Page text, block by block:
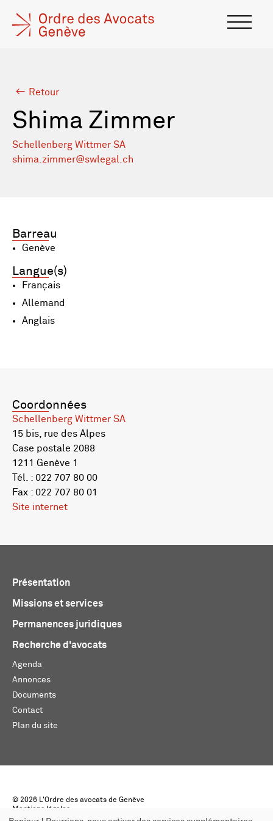
Retour
Shima Zimmer
Schellenberg Wittmer SA
shima.zimmer@swlegal.ch
Barreau
Genève
Langue(s)
Français
Allemand
Anglais
Coordonnées
Schellenberg Wittmer SA
15 bis, rue des Alpes
Case postale 2088
1211 Genève 1
Tél. : 022 707 80 00
Fax : 022 707 80 01
Site internet
Présentation
Missions et services
Permanences juridiques
Recherche d'avocats
Agenda
Annonces
Documents
Contact
Plan du site
© 2026 L'Ordre des avocats de Genève
Mentions légales
Créé par monoloco